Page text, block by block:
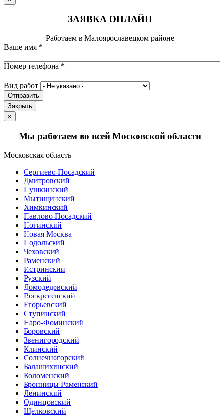
ЗАЯВКА ОНЛАЙН
Работаем в Малоярославецком районе
Ваше имя *
Номер телефона *
Вид работ
Отправить
Закрыть
×
Мы работаем во всей Московской области
Московская область
Сергиево-Посадский
Дмитровский
Пушкинский
Мытищинский
Химкинский
Павлово-Посадский
Ногинский
Новая Москва
Подольский
Чеховский
Раменский
Истринский
Рузский
Домодедовский
Воскресенский
Егорьевский
Ступинский
Наро-Фоминский
Боровский
Звенигородский
Клинский
Солнечногорский
Балашихинский
Коломенский
Бронницы Раменский
Ленинский
Одинцовский
Щелковский